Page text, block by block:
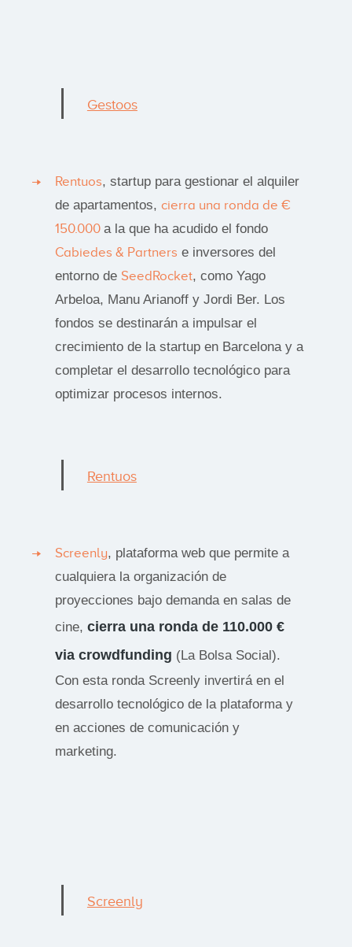
Gestoos
Rentuos, startup para gestionar el alquiler
de apartamentos, cierra una ronda de €
150.000 a la que ha acudido el fondo
Cabiedes & Partners e inversores del
entorno de SeedRocket, como Yago
Arbeloa, Manu Arianoff y Jordi Ber. Los
fondos se destinarán a impulsar el
crecimiento de la startup en Barcelona y a
completar el desarrollo tecnológico para
optimizar procesos internos.
Rentuos
Screenly, plataforma web que permite a
cualquiera la organización de
proyecciones bajo demanda en salas de
cine, cierra una ronda de 110.000 €
via crowdfunding (La Bolsa Social).
Con esta ronda Screenly invertirá en el
desarrollo tecnológico de la plataforma y
en acciones de comunicación y
marketing.
Screenly